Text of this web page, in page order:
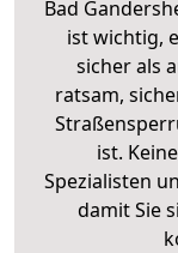
Bad
ist wichtig,
sicher als
ratsam,
ist.
Spezialisten
damit Sie